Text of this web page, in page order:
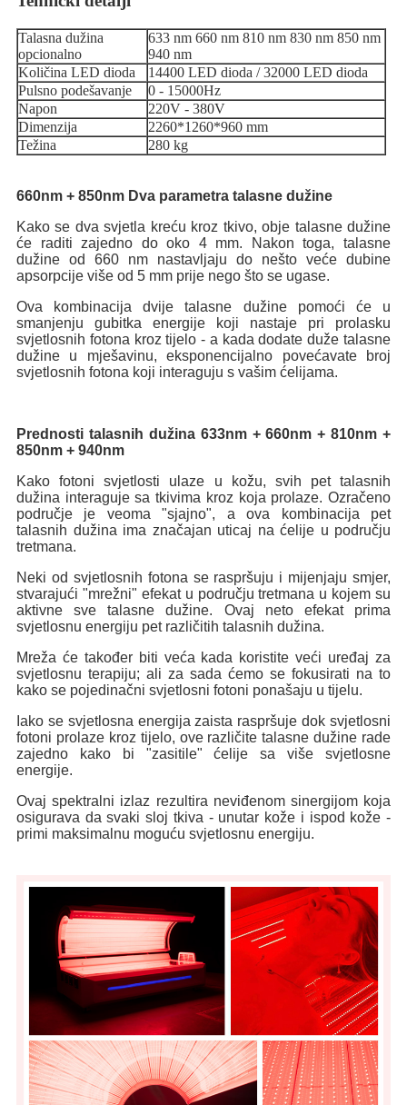
Talasna dužina
opcionalno
633 nm 660 nm 810 nm 830 nm 850 nm
940 nm
Količina LED dioda
14400 LED dioda / 32000 LED dioda
Pulsno podešavanje
0 - 15000Hz
Napon
220V - 380V
Dimenzija
2260*1260*960 mm
Težina
280 kg
660nm + 850nm Dva parametra talasne dužine
Kako se dva svjetla kreću kroz tkivo, obje talasne dužine
će raditi zajedno do oko 4 mm. Nakon toga, talasne
dužine od 660 nm nastavljaju do nešto veće dubine
apsorpcije više od 5 mm prije nego što se ugase.
Ova kombinacija dvije talasne dužine pomoći će u
smanjenju gubitka energije koji nastaje pri prolasku
svjetlosnih fotona kroz tijelo - a kada dodate duže talasne
dužine u mješavinu, eksponencijalno povećavate broj
svjetlosnih fotona koji interaguju s vašim ćelijama.
Prednosti talasnih dužina 633nm + 660nm + 810nm +
850nm + 940nm
Kako fotoni svjetlosti ulaze u kožu, svih pet talasnih
dužina interaguje sa tkivima kroz koja prolaze. Ozračeno
područje je veoma "sjajno", a ova kombinacija pet
talasnih dužina ima značajan uticaj na ćelije u području
tretmana.
Neki od svjetlosnih fotona se raspršuju i mijenjaju smjer,
stvarajući "mrežni" efekat u području tretmana u kojem su
aktivne sve talasne dužine. Ovaj neto efekat prima
svjetlosnu energiju pet različitih talasnih dužina.
Mreža će također biti veća kada koristite veći uređaj za
svjetlosnu terapiju; ali za sada ćemo se fokusirati na to
kako se pojedinačni svjetlosni fotoni ponašaju u tijelu.
Iako se svjetlosna energija zaista raspršuje dok svjetlosni
fotoni prolaze kroz tijelo, ove različite talasne dužine rade
zajedno kako bi "zasitile" ćelije sa više svjetlosne
energije.
Ovaj spektralni izlaz rezultira neviđenom sinergijom koja
osigurava da svaki sloj tkiva - unutar kože i ispod kože -
primi maksimalnu moguću svjetlosnu energiju.